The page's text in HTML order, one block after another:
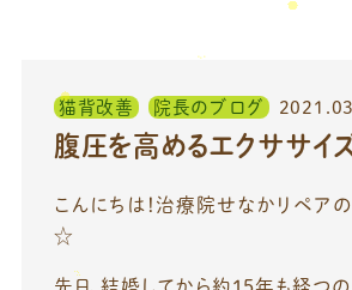
猫背改善 院長のブログ
腹圧を高めるエクササイ
こんにちは！治療院せなかリペ
☆
先日、結婚してから約15年も経つ